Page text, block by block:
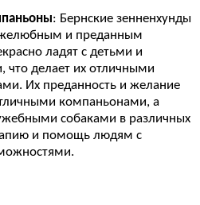
: Бернские зенненхунды
и преданным
ладят с детьми и
делает их отличными
Их преданность и желание
компаньонами, а
собаками в различных
и помощь людям с